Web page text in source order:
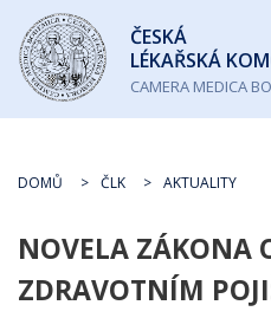
Česká
lékařská
komora
ČESKÁ
LÉKAŘSKÁ
CAMERA MEDICA
DOMŮ ČLK AKTUALITY
NOVELA ZÁKONA
ZDRAVOTNÍM